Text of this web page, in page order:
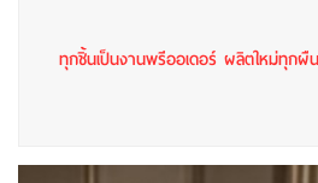
ทุกชิ้นเป็นงานพรีออเดอร์ ผลิตใหม่ทุก